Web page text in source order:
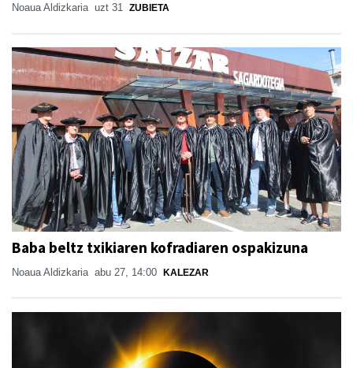
Noaua Aldizkaria uzt 31 ZUBIETA
Baba beltz txikiaren kofradiaren ospakizuna
Noaua Aldizkaria abu 27, 14:00 KALEZAR